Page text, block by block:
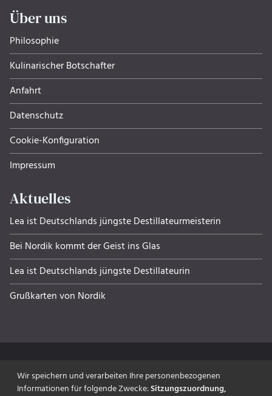
Über uns
Philosophie
Kulinarischer Botschafter
Anfahrt
Datenschutz
Cookie-Konfiguration
Impressum
Aktuelles
Lea ist Deutschlands jüngste Destillateurmeisterin
Bei Nordik kommt der Geist ins Glas
Lea ist Deutschlands jüngste Destillateurin
Grußkarten von Nordik
Wir speichern und verarbeiten Ihre personenbezogenen
Informationen für folgende Zwecke:Sitzungszuordnung,